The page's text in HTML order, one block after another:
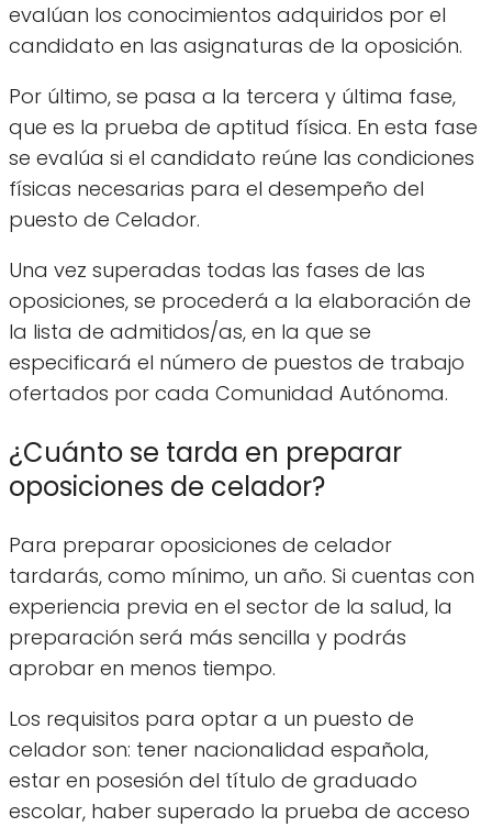
evalúan los conocimientos adquiridos por el
candidato en las asignaturas de la oposición.
Por último, se pasa a la tercera y última fase,
que es la prueba de aptitud física. En esta fase
se evalúa si el candidato reúne las condiciones
físicas necesarias para el desempeño del
puesto de Celador.
Una vez superadas todas las fases de las
oposiciones, se procederá a la elaboración de
la lista de admitidos/as, en la que se
especificará el número de puestos de trabajo
ofertados por cada Comunidad Autónoma.
¿Cuánto se tarda en preparar
oposiciones de celador?
Para preparar oposiciones de celador
tardarás, como mínimo, un año. Si cuentas con
experiencia previa en el sector de la salud, la
preparación será más sencilla y podrás
aprobar en menos tiempo.
Los requisitos para optar a un puesto de
celador son: tener nacionalidad española,
estar en posesión del título de graduado
escolar, haber superado la prueba de acceso